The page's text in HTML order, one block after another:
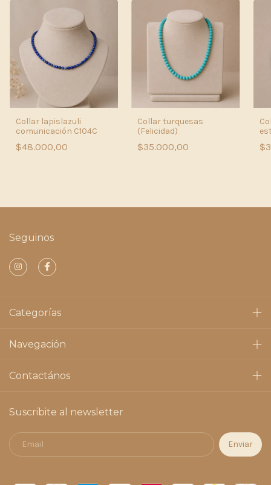
Collar lapislazuli
comunicación C104C
$48.000,00
Collar turquesas
(Felicidad)
$35.000,00
Seguinos
Categorías
Navegación
Contactános
Suscribite al newsletter